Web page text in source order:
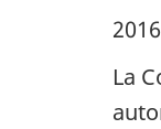
La